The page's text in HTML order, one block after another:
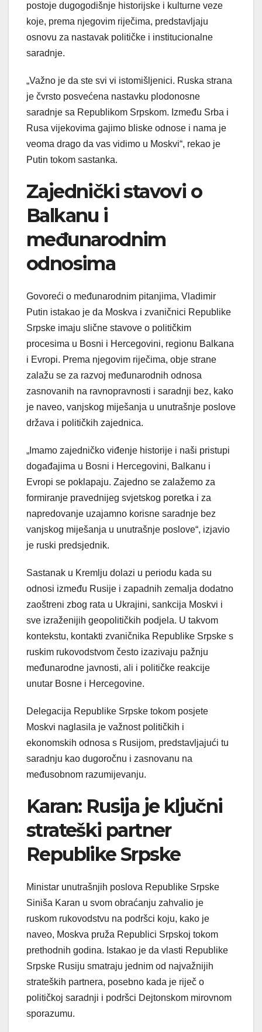
postoje dugogodišnje historijske i kulturne veze
koje, prema njegovim riječima, predstavljaju
osnovu za nastavak političke i institucionalne
saradnje.
„Važno je da ste svi vi istomišljenici. Ruska strana
je čvrsto posvećena nastavku plodonosne
saradnje sa Republikom Srpskom. Između Srba i
Rusa vijekovima gajimo bliske odnose i nama je
veoma drago da vas vidimo u Moskvi“, rekao je
Putin tokom sastanka.
Zajednički stavovi o
Balkanu i
međunarodnim
odnosima
Govoreći o međunarodnim pitanjima, Vladimir
Putin istakao je da Moskva i zvaničnici Republike
Srpske imaju slične stavove o političkim
procesima u Bosni i Hercegovini, regionu Balkana
i Evropi. Prema njegovim riječima, obje strane
zalažu se za razvoj međunarodnih odnosa
zasnovanih na ravnopravnosti i saradnji bez, kako
je naveo, vanjskog miješanja u unutrašnje poslove
država i političkih zajednica.
„Imamo zajedničko viđenje historije i naši pristupi
događajima u Bosni i Hercegovini, Balkanu i
Evropi se poklapaju. Zajedno se zalažemo za
formiranje pravednijeg svjetskog poretka i za
napredovanje uzajamno korisne saradnje bez
vanjskog miješanja u unutrašnje poslove“, izjavio
je ruski predsjednik.
Sastanak u Kremlju dolazi u periodu kada su
odnosi između Rusije i zapadnih zemalja dodatno
zaoštreni zbog rata u Ukrajini, sankcija Moskvi i
sve izraženijih geopolitičkih podjela. U takvom
kontekstu, kontakti zvaničnika Republike Srpske s
ruskim rukovodstvom često izazivaju pažnju
međunarodne javnosti, ali i političke reakcije
unutar Bosne i Hercegovine.
Delegacija Republike Srpske tokom posjete
Moskvi naglasila je važnost političkih i
ekonomskih odnosa s Rusijom, predstavljajući tu
saradnju kao dugoročnu i zasnovanu na
međusobnom razumijevanju.
Karan: Rusija je ključni
strateški partner
Republike Srpske
Ministar unutrašnjih poslova Republike Srpske
Siniša Karan u svom obraćanju zahvalio je
ruskom rukovodstvu na podršci koju, kako je
naveo, Moskva pruža Republici Srpskoj tokom
prethodnih godina. Istakao je da vlasti Republike
Srpske Rusiju smatraju jednim od najvažnijih
strateških partnera, posebno kada je riječ o
političkoj saradnji i podršci Dejtonskom mirovnom
sporazumu.